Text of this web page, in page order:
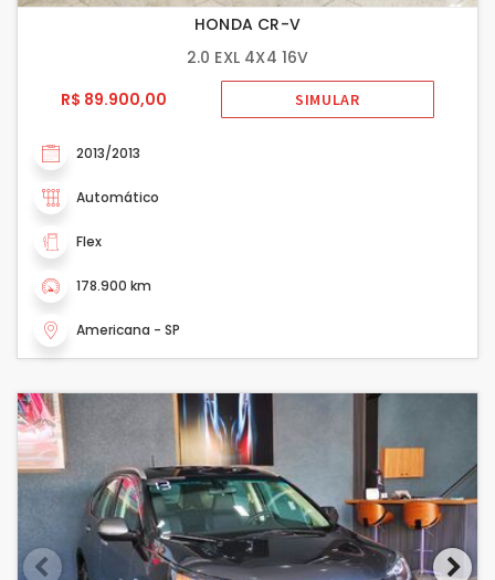
HONDA CR-V
2.0 EXL 4X4 16V
R$ 89.900,00
SIMULAR
2013/2013
Automático
Flex
178.900 km
Americana - SP